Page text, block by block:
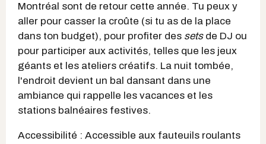
Montréal sont de retour cette année. Tu peux y
aller pour casser la croûte (si tu as de la place
dans ton budget), pour profiter des setsde DJ ou
pour participer aux activités, telles que les jeux
géants et les ateliers créatifs. La nuit tombée,
l'endroit devient un bal dansant dans une
ambiance qui rappelle les vacances et les
stations balnéaires festives.
Accessibilité : Accessible aux fauteuils roulants